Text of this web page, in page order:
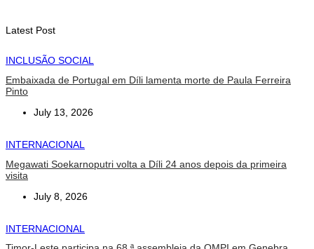
Latest Post
INCLUSÃO SOCIAL
Embaixada de Portugal em Díli lamenta morte de Paula Ferreira
Pinto
July 13, 2026
INTERNACIONAL
Megawati Soekarnoputri volta a Díli 24 anos depois da primeira
visita
July 8, 2026
INTERNACIONAL